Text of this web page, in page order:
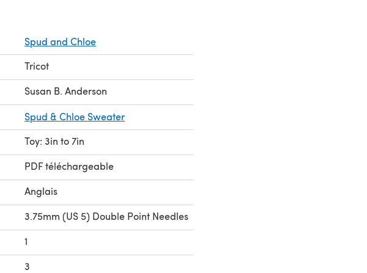
Spud and Chloe
Tricot
Susan B. Anderson
Spud & Chloe Sweater
Toy: 3in to 7in
PDF téléchargeable
Anglais
3.75mm (US 5) Double Point Needles
1
3